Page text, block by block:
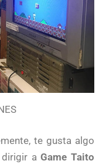
te gusta algo
dirigir aGame Taito